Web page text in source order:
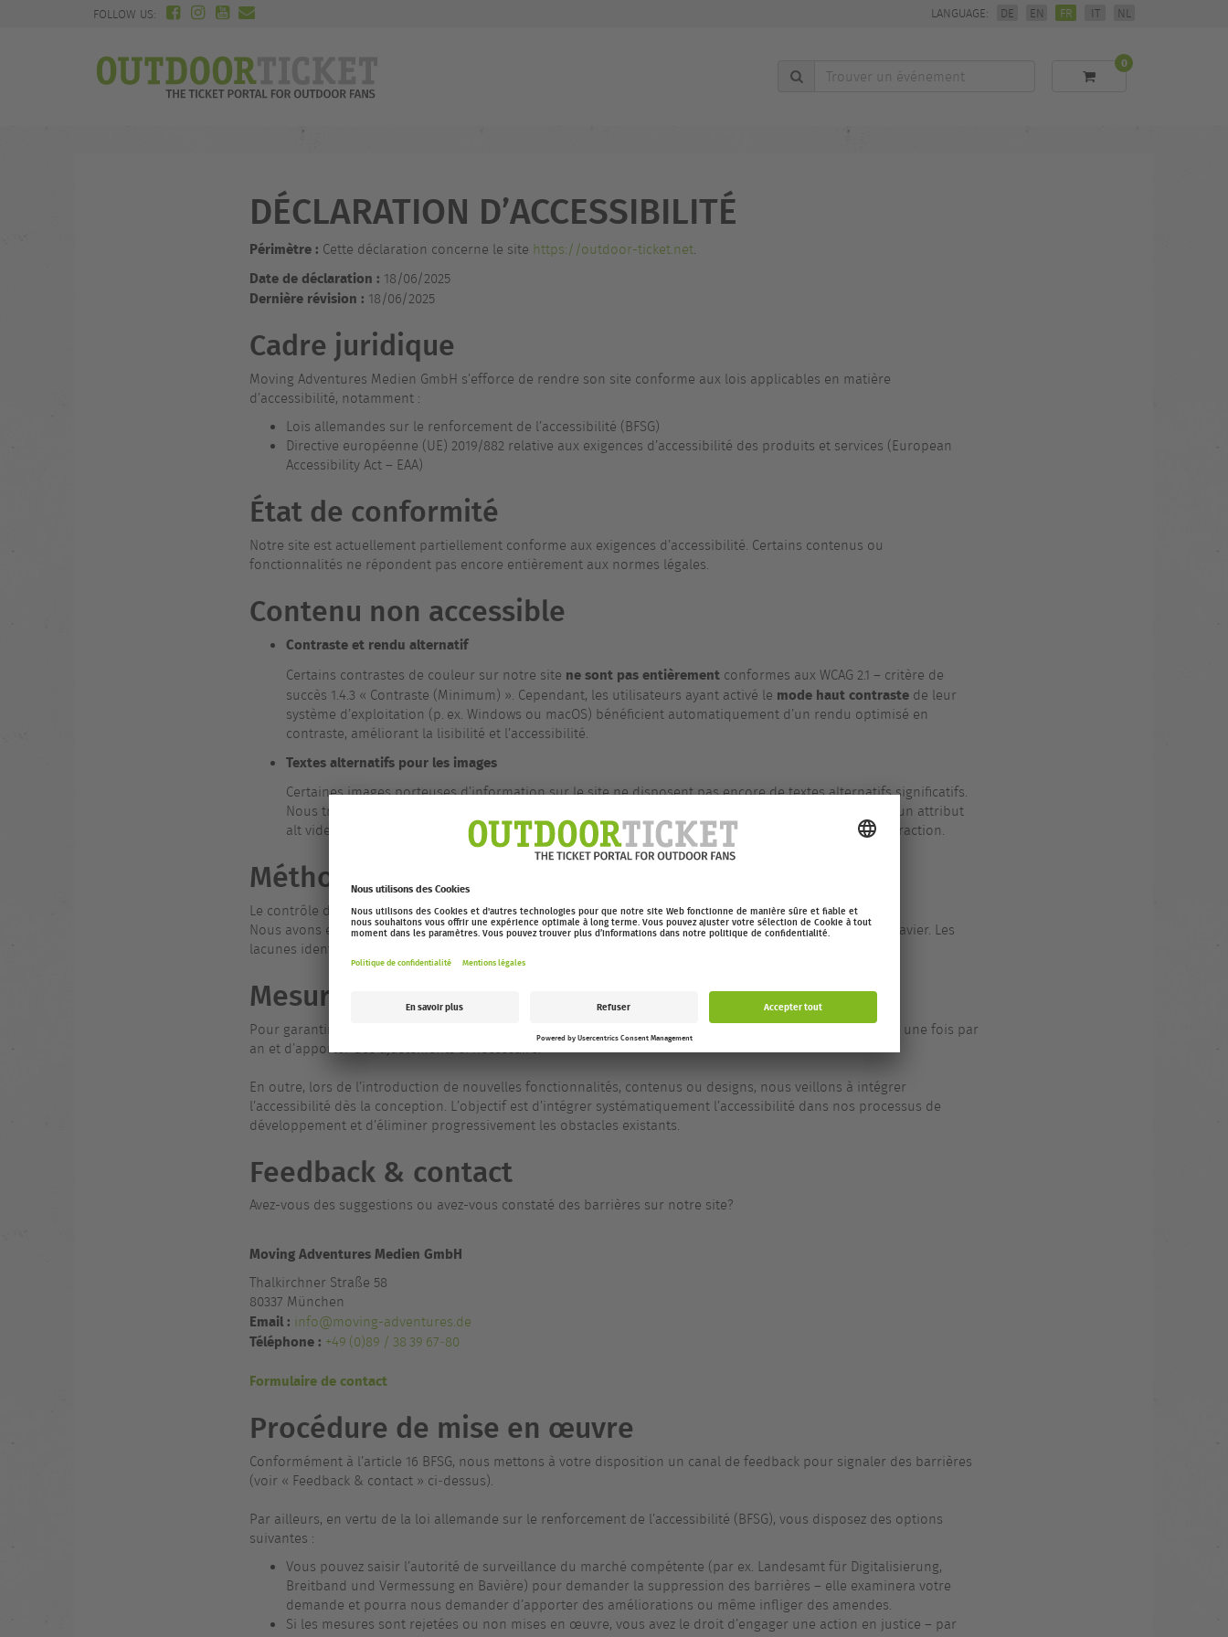
FOLLOW US: LANGUAGE: DE EN FR IT NL
Trouver
0
DÉCLARATION D’ACCESSIBILITÉ
Périmètre : Cette déclaration concerne le site https://outdoor-ticket.net.
Date de déclaration : 18/06/2025
Dernière révision : 18/06/2025
Cadre juridique
Moving Adventures Medien GmbH s’efforce de rendre son site conforme aux lois applicables en matière
d’accessibilité, notamment :
Lois allemandes sur le renforcement de l’accessibilité (BFSG)
Directive européenne (UE) 2019/882 relative aux exigences d’accessibilité des produits et services (European
Accessibility Act – EAA)
État de conformité
Notre site est actuellement partiellement conforme aux exigences d’accessibilité. Certains contenus ou
fonctionnalités ne répondent pas encore entièrement aux normes légales.
Contenu non accessible
Contraste et rendu alternatif
Certains contrastes de couleur sur notre site ne sont pas entièrement conformes aux WCAG 2.1 – critère de
succès 1.4.3 « Contraste (Minimum) ». Cependant, les utilisateurs ayant activé le mode haut contraste de leur
système d’exploitation (p. ex. Windows ou macOS) bénéficient automatiquement d’un rendu optimisé en
contraste, améliorant la lisibilité et l’accessibilité.
Textes alternatifs pour les images
Certaines images porteuses d’information sur le site ne disposent pas encore de textes alternatifs significatifs.
Nous travaillons à les ajouter progressivement. Les images purement décoratives sont associées à un attribut
alt vide (`alt=""`), de sorte qu'elles sont ignorées par les lecteurs d’écran et n’entraînent aucune distraction.
Méthode d’évaluation
Le contrôle de l’accessibilité a été effectué dans le cadre d’uneauto-évaluationà l’aide de l’outilSilktide
Nous avons examiné les aspects tels que le contraste, la structure, les textes alternatifs et la navigation clavier. Les
lacunes identifiées ont été analysées et, dans la mesure du possible, corrigées.
Mesures futures
Pour garantir l’accessibilité à long terme, nous prévoyons de vérifier l’accessibilité de notre site au moins une fois par
an et d’apporter des ajustements si nécessaire.
En outre, lors de l’introduction de nouvelles fonctionnalités, contenus ou designs, nous veillons à intégrer
l’accessibilité dès la conception. L’objectif est d’intégrer systématiquement l’accessibilité dans nos processus de
développement et d’éliminer progressivement les obstacles existants.
Feedback & contact
Avez-vous des suggestions ou avez-vous constaté des barrières sur notre site?
Moving Adventures Medien GmbH
Thalkirchner Straße 58
80337 München
Email : info@moving-adventures.de
Téléphone : +49 (0)89 / 38 39 67‑80
Formulaire de contact
Procédure de mise en œuvre
Conformément à l’article 16 BFSG, nous mettons à votre disposition un canal de feedback pour signaler des barrières
(voir « Feedback & contact » ci‑dessus).
Par ailleurs, en vertu de la loi allemande sur le renforcement de l’accessibilité (BFSG), vous disposez des options
suivantes :
Vous pouvez saisir l’autorité de surveillance du marché compétente (par ex. Landesamt für Digitalisierung,
Breitband und Vermessung en Bavière) pour demander la suppression des barrières – elle examinera votre
demande et pourra nous demander d’apporter des améliorations ou même infliger des amendes.
Si les mesures sont rejetées ou non mises en œuvre, vous avez le droit d’engager une action en justice – par